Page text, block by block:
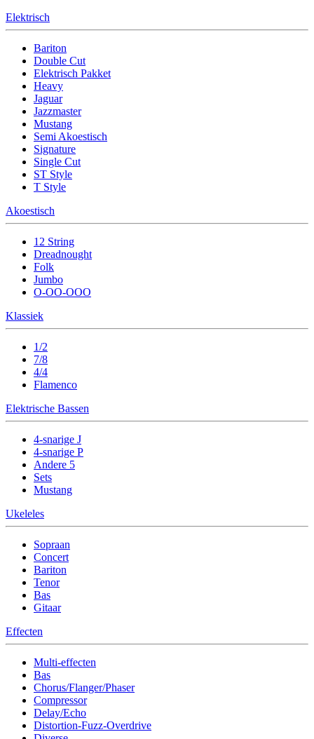
Elektrisch
Bariton
Double Cut
Elektrisch Pakket
Heavy
Jaguar
Jazzmaster
Mustang
Semi Akoestisch
Signature
Single Cut
ST Style
T Style
Akoestisch
12 String
Dreadnought
Folk
Jumbo
O-OO-OOO
Klassiek
1/2
7/8
4/4
Flamenco
Elektrische Bassen
4-snarige J
4-snarige P
Andere 5
Sets
Mustang
Ukeleles
Sopraan
Concert
Bariton
Tenor
Bas
Gitaar
Effecten
Multi-effecten
Bas
Chorus/Flanger/Phaser
Compressor
Delay/Echo
Distortion-Fuzz-Overdrive